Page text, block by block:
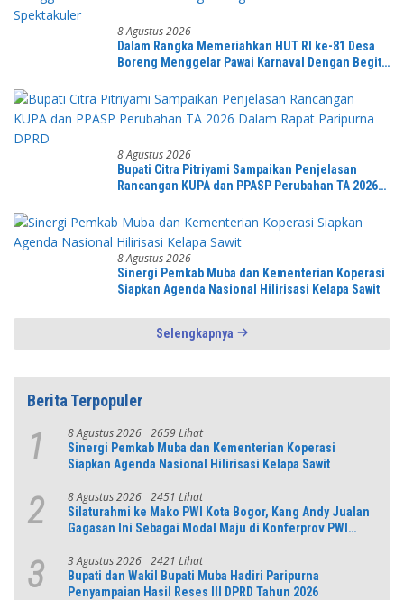
8 Agustus 2026
Dalam Rangka Memeriahkan HUT RI ke-81 Desa
Boreng Menggelar Pawai Karnaval Dengan Begitu
8 Agustus 2026
Bupati Citra Pitriyami Sampaikan Penjelasan
Rancangan KUPA dan PPASP Perubahan TA 2026
8 Agustus 2026
Sinergi Pemkab Muba dan Kementerian Koperasi
Siapkan Agenda Nasional Hilirisasi Kelapa Sawit
Selengkapnya
Berita Terpopuler
1 8 Agustus 2026 2659 Lihat
Sinergi Pemkab Muba dan Kementerian Koperasi
Siapkan Agenda Nasional Hilirisasi Kelapa Sawit
2 8 Agustus 2026 2451 Lihat
Silaturahmi ke Mako PWI Kota Bogor, Kang Andy Jualan
Gagasan Ini Sebagai Modal Maju di Konferprov PWI
3 3 Agustus 2026 2421 Lihat
Bupati dan Wakil Bupati Muba Hadiri Paripurna
Penyampaian Hasil Reses III DPRD Tahun 2026